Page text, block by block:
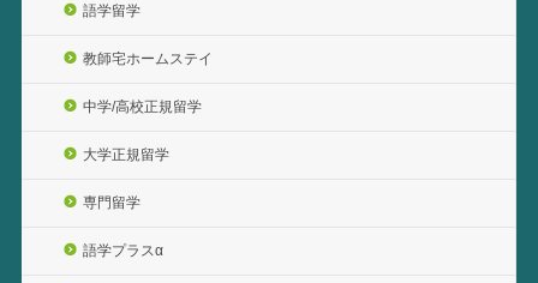
語学留学
教師宅ホームステイ
中学/高校正規留学
大学正規留学
専門留学
語学プラスα